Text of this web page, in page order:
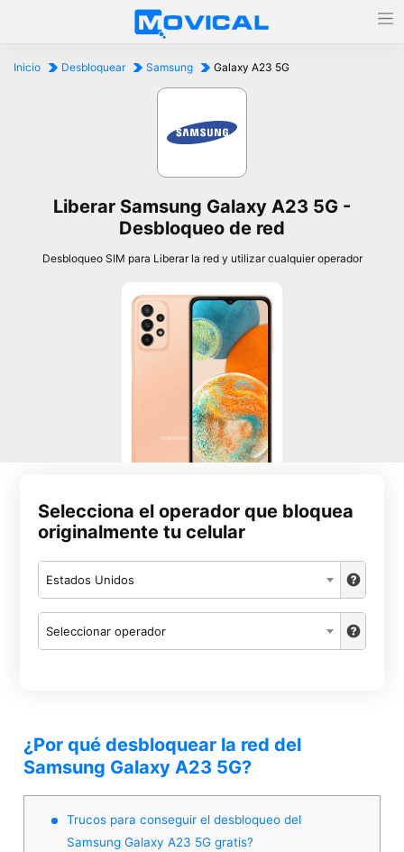
Inicio Desbloquear Samsung Galaxy A23 5G
Liberar Samsung Galaxy A23 5G -
Desbloqueo de red
Desbloqueo SIM para Liberar la red y utilizar cualquier operador
Selecciona el operador que bloquea
originalmente tu celular
Estados Unidos
Seleccionar operador
¿Por qué desbloquear la red del
Samsung Galaxy A23 5G?
Trucos para conseguir el desbloqueo del
Samsung Galaxy A23 5G gratis?